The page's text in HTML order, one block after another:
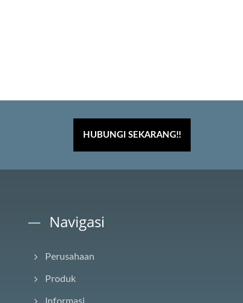
HUBUNGI SEKARANG!!
Navigasi
Perusahaan
Produk